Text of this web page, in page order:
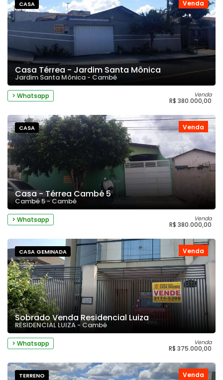
Venda
CASA
Casa Térrea - Jardim Santa Mônica
Jardim Santa Mônica - Cambé
> Whatsapp Venda
R$ 380.000,00
Venda
CASA
Casa - Térrea Cambé 5
Cambé 5 - Cambé
> Whatsapp Venda
R$ 380.000,00
Venda
CASA GEMINADA
Sobrado Venda Residencial Luiza
RESIDENCIAL LUIZA - Cambé
> Whatsapp Venda
R$ 375.000,00
Venda
TERRENO